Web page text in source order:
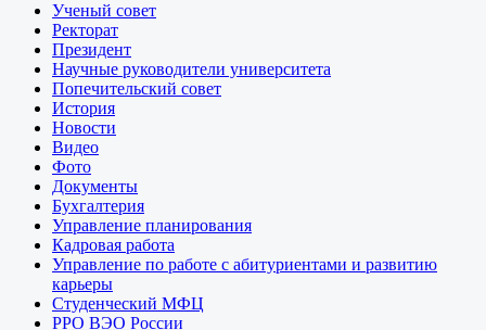
Ученый совет
Ректорат
Президент
Научные руководители университета
Попечительский совет
История
Новости
Видео
Фото
Документы
Бухгалтерия
Управление планирования
Кадровая работа
Управление по работе с абитуриентами и развитию
карьеры
Студенческий МФЦ
РРО ВЭО России